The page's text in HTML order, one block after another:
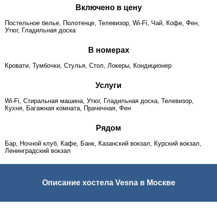
Включено в цену
Постельное белье, Полотенце, Телевизор, Wi-Fi, Чай, Кофе, Фен,
Утюг, Гладильная доска
В номерах
Кровати, Тумбочки, Стулья, Стол, Локеры, Кондиционер
Услуги
Wi-Fi, Стиральная машина, Утюг, Гладильная доска, Телевизор,
Кухня, Багажная комната, Прачечная, Фен
Рядом
Бар, Ночной клуб, Кафе, Банк, Казанский вокзал, Курский вокзал,
Ленинградский вокзал
Описание хостела Vesna в Москве